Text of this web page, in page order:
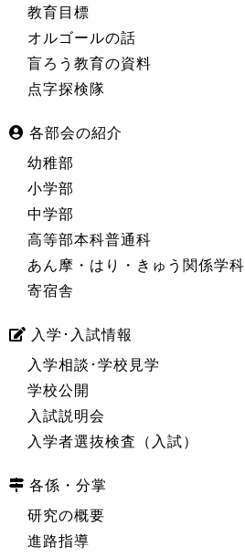
教育目標
オルゴールの話
盲ろう教育の資料
点字探検隊
各部会の紹介
幼稚部
小学部
中学部
高等部本科普通科
あん摩・はり・きゅう関係学科
寄宿舎
入学･入試情報
入学相談･学校見学
学校公開
入試説明会
入学者選抜検査（入試）
各係・分掌
研究の概要
進路指導